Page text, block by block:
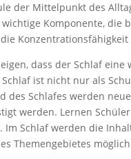
der Mittelpunkt des
Komponente,
dass der Schlaf
ist nicht nur als
des Schlafes werden
werden. Lernen
Schlaf werden die
Themengebietes